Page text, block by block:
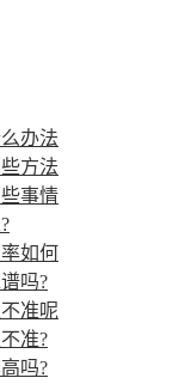
办法
方法
事情
如何
吗?
准呢
准?
吗?